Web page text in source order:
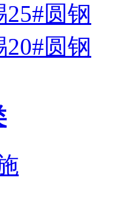
圆钢
圆钢